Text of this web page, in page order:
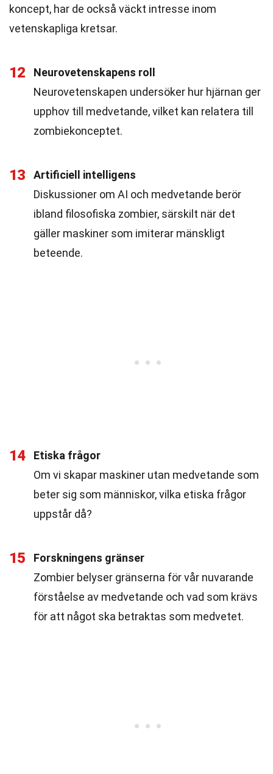
koncept, har de också väckt intresse inom
vetenskapliga kretsar.
12
Neurovetenskapens roll
Neurovetenskapen undersöker hur hjärnan ger
upphov till medvetande, vilket kan relatera till
zombiekonceptet.
13
Artificiell intelligens
Diskussioner om AI och medvetande berör
ibland filosofiska zombier, särskilt när det
gäller maskiner som imiterar mänskligt
beteende.
14
Etiska frågor
Om vi skapar maskiner utan medvetande som
beter sig som människor, vilka etiska frågor
uppstår då?
15
Forskningens gränser
Zombier belyser gränserna för vår nuvarande
förståelse av medvetande och vad som krävs
för att något ska betraktas som medvetet.